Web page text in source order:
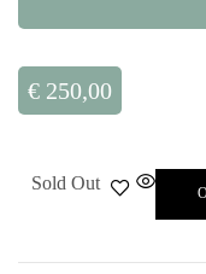
€ 250,00
Sold Out